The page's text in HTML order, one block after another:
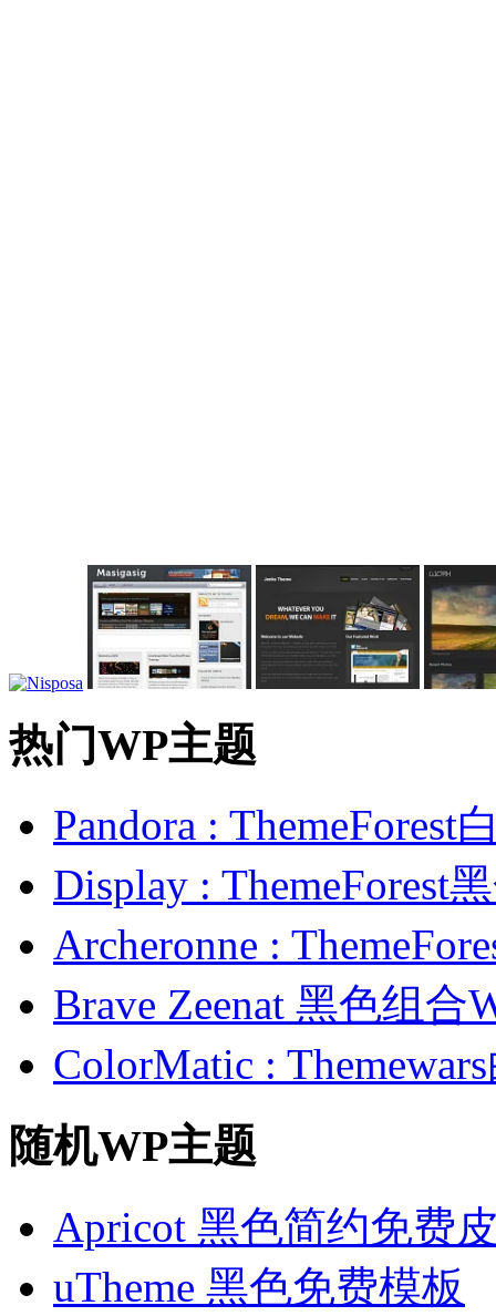
热门WP主题
Pandora : ThemeForest
Display : ThemeForest
Archeronne :
Brave Zeenat 黑色组合
ColorMatic :
随机WP主题
Apricot 黑色简约免费
uTheme 黑色免费模板